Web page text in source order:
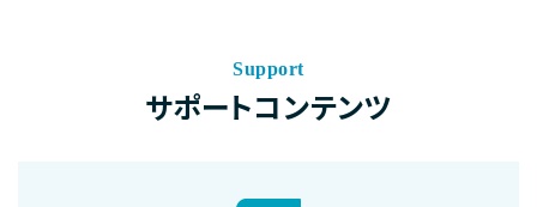
Support
サポートコンテンツ